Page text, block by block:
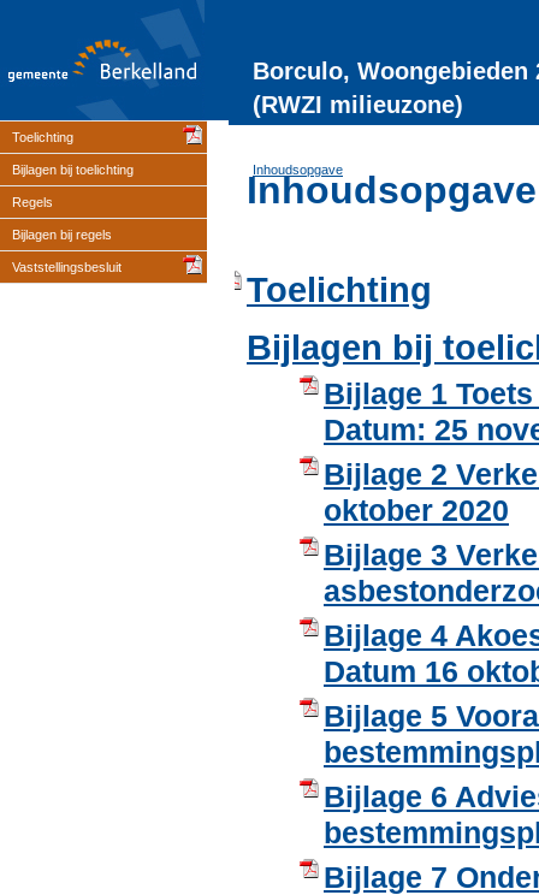
Borculo, Woongebieden
(RWZI milieuzone)
Inhoudsopgave
Toelichting
Bijlagen bij toelichting
Regels
Bijlagen bij regels
Vaststellingsbesluit
Inhoudsopgave
Toelichting
Bijlagen bij
Bijlage 1
Datum: 25
Bijlage 2
oktober 2020
Bijlage 3
Bijlage 4
Datum 16
Bijlage 5
Bijlage 6
Bijlage 7